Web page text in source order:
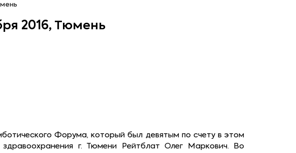
2016, Тюмень
Форума, который был девятым по счету в этом
г. Тюмени Рейтблат Олег Маркович. Во